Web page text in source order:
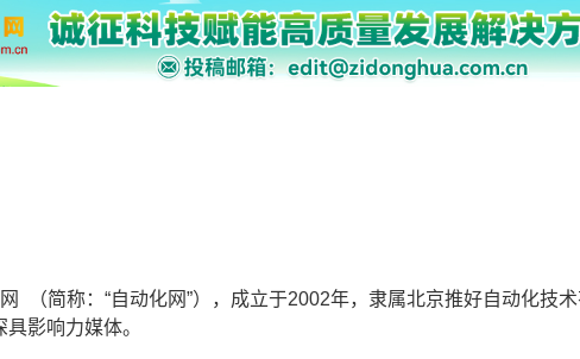
（简称：“自动化网”），成立于2002年，隶属北京推好自动化技
具影响力媒体。